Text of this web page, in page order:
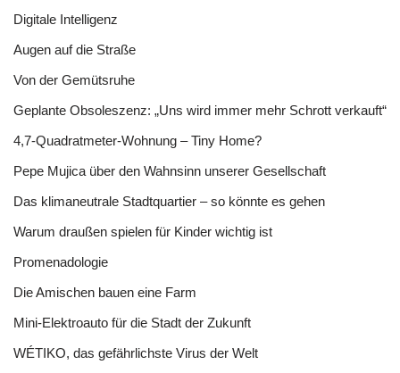
Digitale Intelligenz
Augen auf die Straße
Von der Gemütsruhe
Geplante Obsoleszenz: „Uns wird immer mehr Schrott verkauft“
4,7-Quadratmeter-Wohnung – Tiny Home?
Pepe Mujica über den Wahnsinn unserer Gesellschaft
Das klimaneutrale Stadtquartier – so könnte es gehen
Warum draußen spielen für Kinder wichtig ist
Promenadologie
Die Amischen bauen eine Farm
Mini-Elektroauto für die Stadt der Zukunft
WÉTIKO, das gefährlichste Virus der Welt